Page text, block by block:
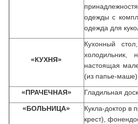
одежды с
одежда для
«КУХНЯ»
Кухонный
холодильник,
настоящая
(из папье-маше),
«ПРАЧЕЧНАЯ» Гладильная
«БОЛЬНИЦА»
Кукла-доктор
крест),